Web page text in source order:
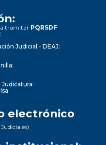
tramitar PQRSDF
Judicial - DEAJ:
Judicatura:
electrónico